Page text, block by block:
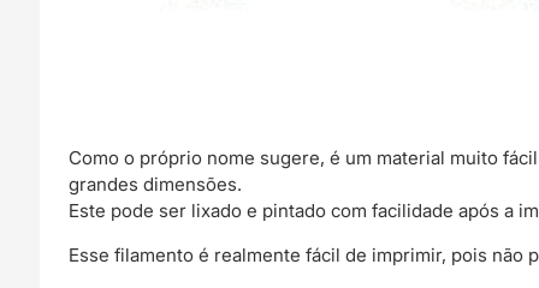
Como o próprio nome sugere, é um material muito
grandes dimensões.
Este pode ser lixado e pintado com facilidade após a
Esse filamento é realmente fácil de imprimir, pois não